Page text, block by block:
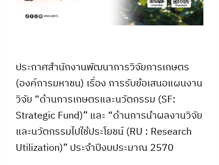
ประกาศสำนักงานพัฒนาการวิจัยการเกษตร
(องค์การมหาชน) เรื่อง การรับข้อเสนอแผนงาน
วิจัย “ด้านการเกษตรและนวัตกรรม (SF:
Strategic Fund)” และ “ด้านการนำผลงานวิจัย
และนวัตกรรมไปใช้ประโยชน์ (RU : Research
Utilization)” ประจำปีงบประมาณ 2570